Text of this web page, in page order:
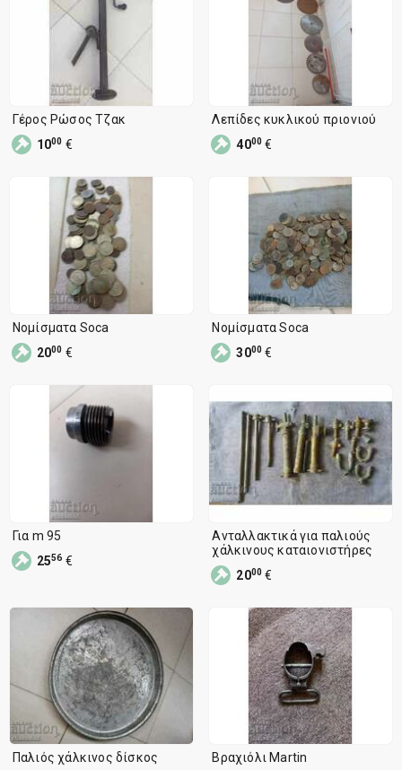
Γέρος Ρώσος Τζακ
1000 €
Λεπίδες κυκλικού πριονιού
4000 €
Νομίσματα Soca
2000 €
Νομίσματα Soca
3000 €
Για m 95
2556 €
Ανταλλακτικά για παλιούς
χάλκινους καταιονιστήρες
2000 €
Παλιός χάλκινος δίσκος
Βραχιόλι Martin